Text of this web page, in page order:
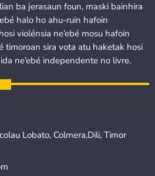
ba jerasaun foun, maski bainhira
halo ho ahu-ruin hafoin
violénsia ne’ebé mosu hafoin
timoroan sira vota atu haketak hosi
ne’ebé independente no livre.
Lobato, Colmera,Dili, Timor